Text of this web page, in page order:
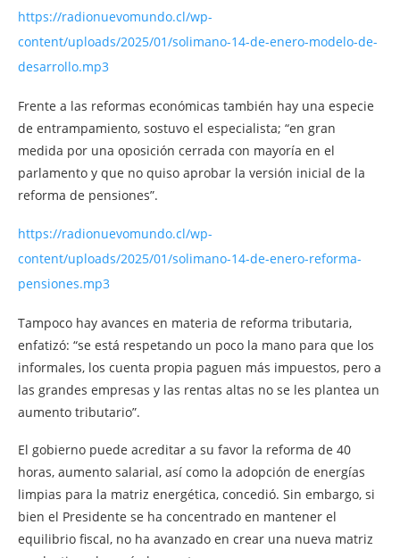
https://radionuevomundo.cl/wp-
content/uploads/2025/01/solimano-14-de-enero-modelo-de-
desarrollo.mp3
Frente a las reformas económicas también hay una especie
de entrampamiento, sostuvo el especialista; “en gran
medida por una oposición cerrada con mayoría en el
parlamento y que no quiso aprobar la versión inicial de la
reforma de pensiones”.
https://radionuevomundo.cl/wp-
content/uploads/2025/01/solimano-14-de-enero-reforma-
pensiones.mp3
Tampoco hay avances en materia de reforma tributaria,
enfatizó: “se está respetando un poco la mano para que los
informales, los cuenta propia paguen más impuestos, pero a
las grandes empresas y las rentas altas no se les plantea un
aumento tributario”.
El gobierno puede acreditar a su favor la reforma de 40
horas, aumento salarial, así como la adopción de energías
limpias para la matriz energética, concedió. Sin embargo, si
bien el Presidente se ha concentrado en mantener el
equilibrio fiscal, no ha avanzado en crear una nueva matriz